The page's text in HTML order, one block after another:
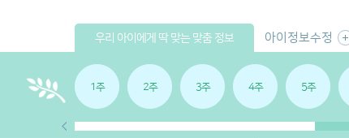
우리 아이에게 딱 맞는 맞춤 정보 아이정보수정
1주 2주 3주 4주 5주